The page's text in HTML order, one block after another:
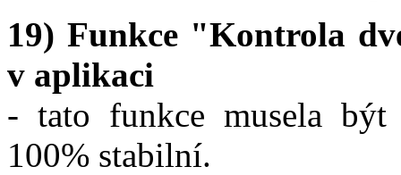
19) Funkce "Kontrola
v aplikaci
- tato funkce musela být
100% stabilní.